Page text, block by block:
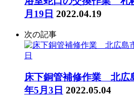
月19日 2022.04.19
次の記事
床下銅管補修作業 北広
年5月3日 2022.05.04